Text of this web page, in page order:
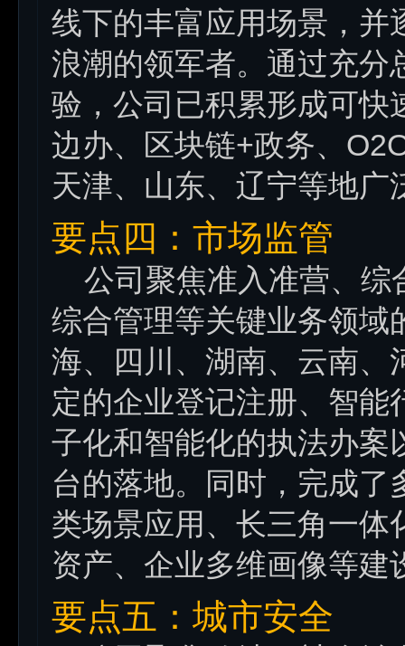
线下的丰富应用场景，并
浪潮的领军者。通过充分
验，公司已积累形成可快
边办、区块链+政务、
天津、山东、辽宁等地广
要点四：市场监管
公司聚焦准入准营、综
综合管理等关键业务领域
海、四川、湖南、云南、
定的企业登记注册、智
子化和智能化的执法办案
台的落地。同时，完成
类场景应用、长三角一体
资产、企业多维画像等建
要点五：城市安全